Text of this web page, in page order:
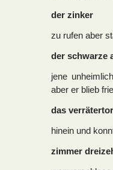
der zinker
zu rufen aber
der schwarze
jene
aber er blieb
das verrätertor
hinein und
zimmer